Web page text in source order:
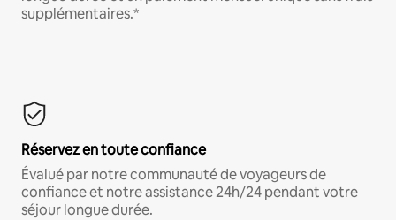
supplémentaires.*
Réservez en toute confiance
Évalué par notre communauté de voyageurs de
confiance et notre assistance 24h/24 pendant votre
séjour longue durée.